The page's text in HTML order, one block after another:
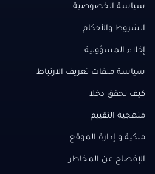
سياسة الخصوصية
الشروط والأحكام
إخلاء المسؤولية
سياسة ملفات تعريف الارتباط
كيف نحقق دخلا
منهجية التقييم
ملكية و إدارة الموقع
الإفصاح عن المخاطر